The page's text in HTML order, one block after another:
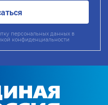
персональных данных в
конфиденциальности